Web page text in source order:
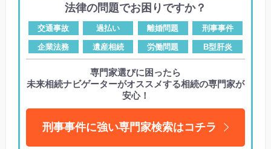
法律の問題でお困りですか？
交通事故 過払い 離婚問題 刑事事件
企業法務 遺産相続 労働問題 B型肝炎
専門家選びに困ったら
未来相続ナビゲーターがオススメする相続の専門家が
安心！
刑事事件に強い専門家検索はコチラ